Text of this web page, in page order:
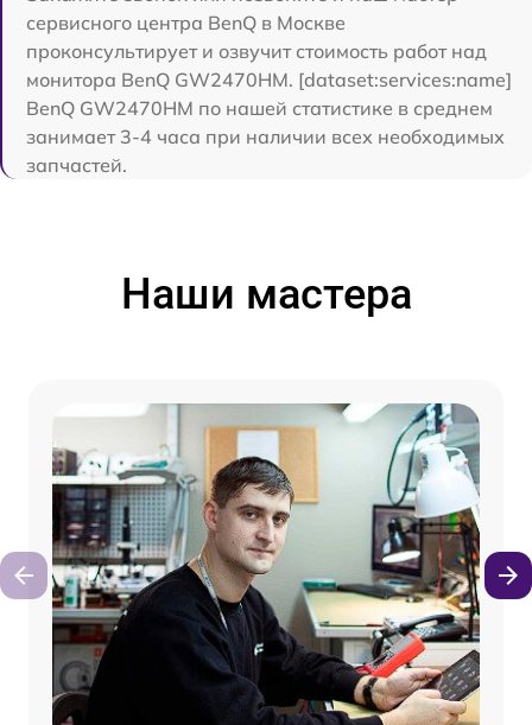
сервисного центра BenQ в Москве
проконсультирует и озвучит стоимость работ над
монитора BenQ GW2470HM. [dataset:services:name]
BenQ GW2470HM по нашей статистике в среднем
занимает 3-4 часа при наличии всех необходимых
запчастей.
Наши мастера